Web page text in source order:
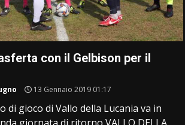
con il Gelbison per il
13 Gennaio 2019 01:17
di gioco di Vallo della Lucania va in
giornata di ritorno VALLO DELLA